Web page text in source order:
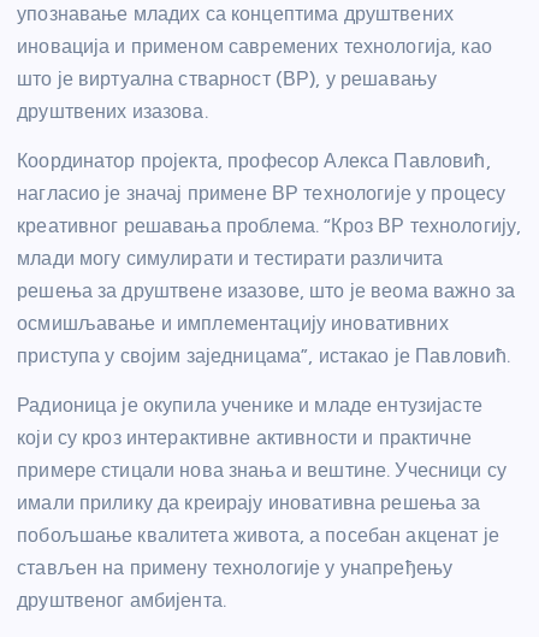
упознавање младих са концептима друштвених
иновација и применом савремених технологија, као
што је виртуална стварност (ВР), у решавању
друштвених изазова.
Координатор пројекта, професор Алекса Павловић,
нагласио је значај примене ВР технологије у процесу
креативног решавања проблема. “Кроз ВР технологију,
млади могу симулирати и тестирати различита
решења за друштвене изазове, што је веома важно за
осмишљавање и имплементацију иновативних
приступа у својим заједницама”, истакао је Павловић.
Радионица је окупила ученике и младе ентузијасте
који су кроз интерактивне активности и практичне
примере стицали нова знања и вештине. Учесници су
имали прилику да креирају иновативна решења за
побољшање квалитета живота, а посебан акценат је
стављен на примену технологије у унапређењу
друштвеног амбијента.